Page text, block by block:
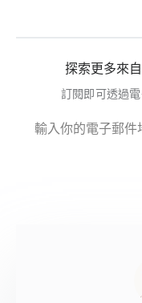
探索更多來
訂閱即可透過